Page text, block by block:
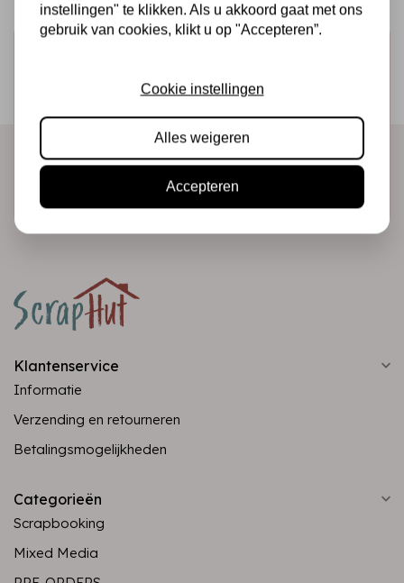
Ontvang als eerste onze actie en nieuwe producten
Klantenservice
Informatie
Verzending en retourneren
Betalingsmogelijkheden
Categorieën
Scrapbooking
Mixed Media
instellingen" te klikken. Als u akkoord gaat met ons
gebruik van cookies, klikt u op "Accepteren”.
Cookie instellingen
Alles weigeren
Accepteren